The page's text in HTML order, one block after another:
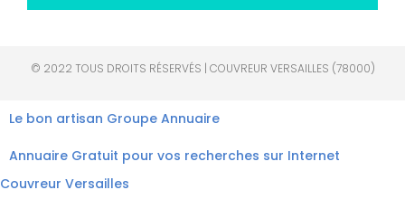
© 2022 TOUS DROITS RÉSERVÉS | COUVREUR VERSAILLES (78000)
Le bon artisan Groupe Annuaire
Annuaire Gratuit pour vos recherches sur Internet
Couvreur Versailles